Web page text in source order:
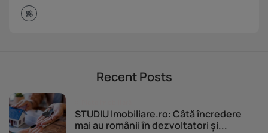
Recent Posts
STUDIU Imobiliare.ro: Câtă încredere
mai au românii în dezvoltatori și...